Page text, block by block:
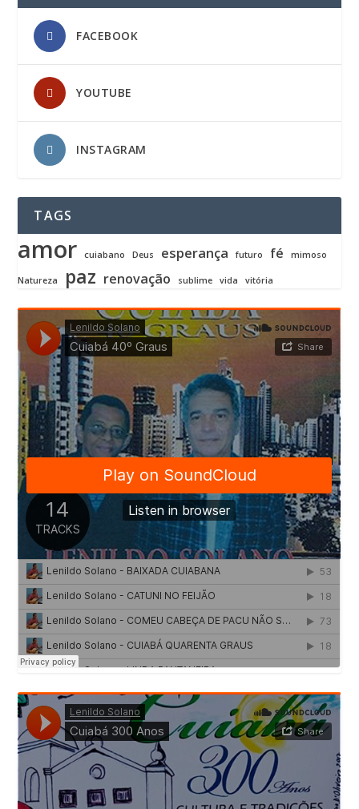
FACEBOOK
YOUTUBE
INSTAGRAM
TAGS
amor cuiabano Deus esperança futuro fé mimoso
Natureza paz renovação sublime vida vitória